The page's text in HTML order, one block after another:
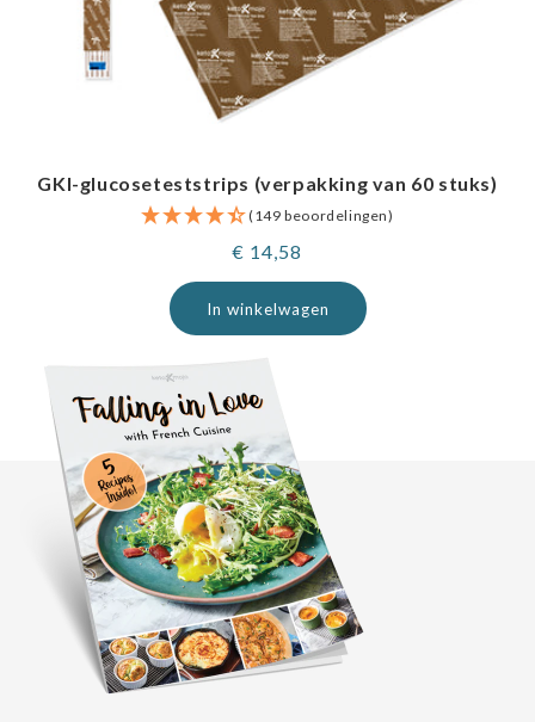
GKI-glucoseteststrips (verpakking van 60 stuks)
(149 beoordelingen)
Normale
prijs
€ 14,58
In winkelwagen